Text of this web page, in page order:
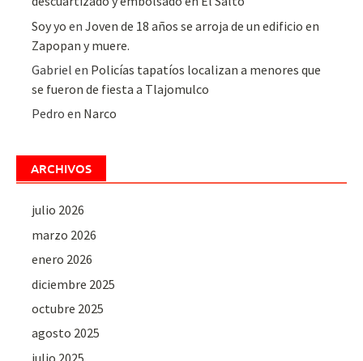
Soy yo enJoven de 18 años se arroja de un edificio en
Zapopan y muere.
Gabriel en Policías tapatíos localizan a menores que
se fueron de fiesta a Tlajomulco
Pedro en Narco
ARCHIVOS
julio 2026
marzo 2026
enero 2026
diciembre 2025
octubre 2025
agosto 2025
julio 2025